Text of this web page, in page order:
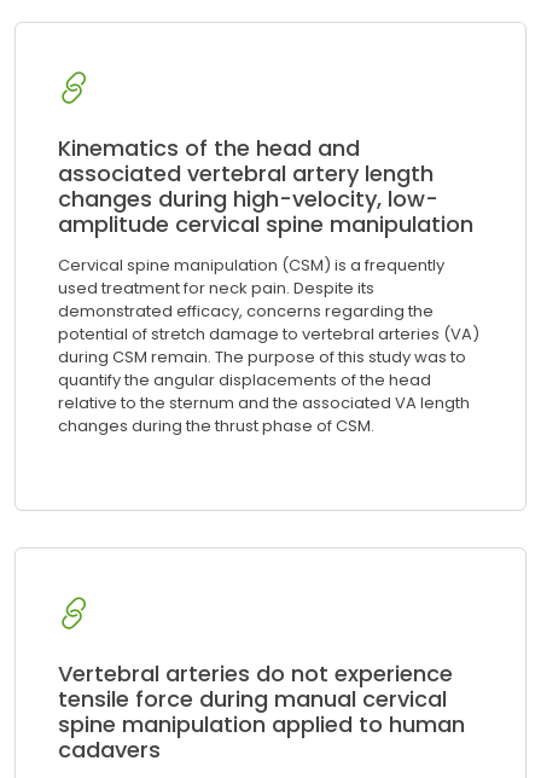
Kinematics of the head and
associated vertebral artery length
changes during high-velocity, low-
amplitude cervical spine manipulation
Cervical spine manipulation (CSM) is a frequently
used treatment for neck pain. Despite its
demonstrated efficacy, concerns regarding the
potential of stretch damage to vertebral arteries (VA)
during CSM remain. The purpose of this study was to
quantify the angular displacements of the head
relative to the sternum and the associated VA length
changes during the thrust phase of CSM.
Vertebral arteries do not experience
tensile force during manual cervical
spine manipulation applied to human
cadavers